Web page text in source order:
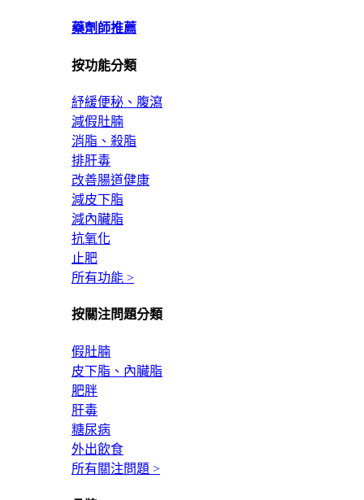
藥劑師推薦
按功能分類
紓緩便秘、腹瀉
減假肚腩
消脂、殺脂
排肝毒
改善腸道健康
減皮下脂
減內臟脂
抗氧化
止肥
所有功能 >
按關注問題分類
假肚腩
皮下脂、內臟脂
肥胖
肝毒
糖尿病
外出飲食
所有關注問題 >